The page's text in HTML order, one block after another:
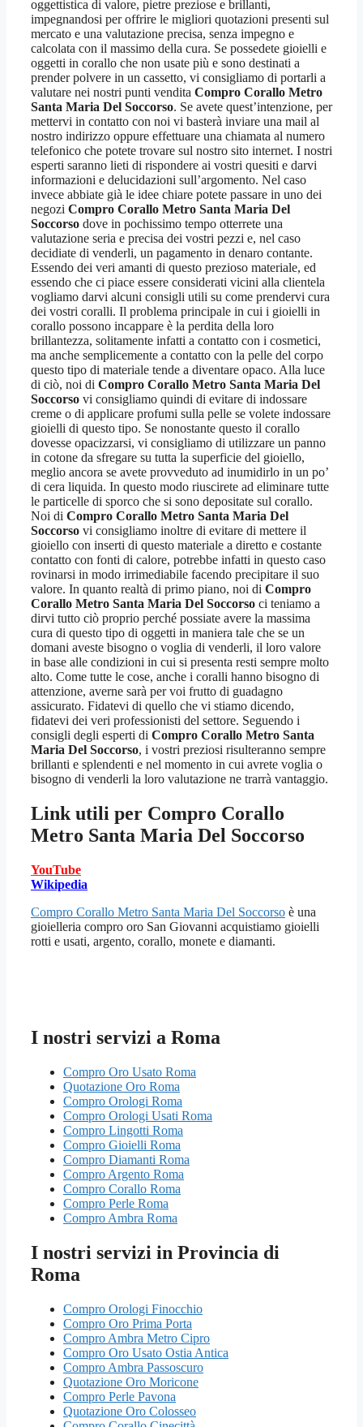
oggettistica di valore, pietre preziose e brillanti,
impegnandosi per offrire le migliori quotazioni presenti sul
mercato e una valutazione precisa, senza impegno e
calcolata con il massimo della cura. Se possedete gioielli e
oggetti in corallo che non usate più e sono destinati a
prender polvere in un cassetto, vi consigliamo di portarli a
valutare nei nostri punti vendita Compro Corallo Metro
Santa Maria Del Soccorso. Se avete quest’intenzione, per
mettervi in contatto con noi vi basterà inviare una mail al
nostro indirizzo oppure effettuare una chiamata al numero
telefonico che potete trovare sul nostro sito internet. I nostri
esperti saranno lieti di rispondere ai vostri quesiti e darvi
informazioni e delucidazioni sull’argomento. Nel caso
invece abbiate già le idee chiare potete passare in uno dei
negozi Compro Corallo Metro Santa Maria Del
Soccorso dove in pochissimo tempo otterrete una
valutazione seria e precisa dei vostri pezzi e, nel caso
decidiate di venderli, un pagamento in denaro contante.
Essendo dei veri amanti di questo prezioso materiale, ed
essendo che ci piace essere considerati vicini alla clientela
vogliamo darvi alcuni consigli utili su come prendervi cura
dei vostri coralli. Il problema principale in cui i gioielli in
corallo possono incappare è la perdita della loro
brillantezza, solitamente infatti a contatto con i cosmetici,
ma anche semplicemente a contatto con la pelle del corpo
questo tipo di materiale tende a diventare opaco. Alla luce
di ciò, noi di Compro Corallo Metro Santa Maria Del
Soccorso vi consigliamo quindi di evitare di indossare
creme o di applicare profumi sulla pelle se volete indossare
gioielli di questo tipo. Se nonostante questo il corallo
dovesse opacizzarsi, vi consigliamo di utilizzare un panno
in cotone da sfregare su tutta la superficie del gioiello,
meglio ancora se avete provveduto ad inumidirlo in un po’
di cera liquida. In questo modo riuscirete ad eliminare tutte
le particelle di sporco che si sono depositate sul corallo.
Noi di Compro Corallo Metro Santa Maria Del
Soccorso vi consigliamo inoltre di evitare di mettere il
gioiello con inserti di questo materiale a diretto e costante
contatto con fonti di calore, potrebbe infatti in questo caso
rovinarsi in modo irrimediabile facendo precipitare il suo
valore. In quanto realtà di primo piano, noi di Compro
Corallo Metro Santa Maria Del Soccorso ci teniamo a
dirvi tutto ciò proprio perché possiate avere la massima
cura di questo tipo di oggetti in maniera tale che se un
domani aveste bisogno o voglia di venderli, il loro valore
in base alle condizioni in cui si presenta resti sempre molto
alto. Come tutte le cose, anche i coralli hanno bisogno di
attenzione, averne sarà per voi frutto di guadagno
assicurato. Fidatevi di quello che vi stiamo dicendo,
fidatevi dei veri professionisti del settore. Seguendo i
consigli degli esperti di Compro Corallo Metro Santa
Maria Del Soccorso, i vostri preziosi risulteranno sempre
brillanti e splendenti e nel momento in cui avrete voglia o
bisogno di venderli la loro valutazione ne trarrà vantaggio.
Link utili per Compro Corallo
Metro Santa Maria Del Soccorso
YouTube
Wikipedia
Compro Corallo Metro Santa Maria Del Soccorso è una
gioielleria compro oro San Giovanni acquistiamo gioielli
rotti e usati, argento, corallo, monete e diamanti.
I nostri servizi a Roma
Compro Oro Usato Roma
Quotazione Oro Roma
Compro Orologi Roma
Compro Orologi Usati Roma
Compro Lingotti Roma
Compro Gioielli Roma
Compro Diamanti Roma
Compro Argento Roma
Compro Corallo Roma
Compro Perle Roma
Compro Ambra Roma
I nostri servizi in Provincia di
Roma
Compro Orologi Finocchio
Compro Oro Prima Porta
Compro Ambra Metro Cipro
Compro Oro Usato Ostia Antica
Compro Ambra Passoscuro
Quotazione Oro Moricone
Compro Perle Pavona
Quotazione Oro Colosseo